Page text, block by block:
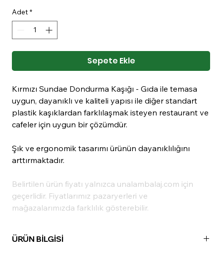
Adet *
Sepete Ekle
Kırmızı Sundae Dondurma Kaşığı - Gıda ile temasa
uygun, dayanıklı ve kaliteli yapısı ile diğer standart
plastik kaşıklardan farklılaşmak isteyen restaurant ve
cafeler için uygun bir çözümdür.
Şık ve ergonomik tasarımı ürünün dayanıklılığını
arttırmaktadır.
Belirtilen ürün fiyatı yalnızca unalambalaj.com için
geçerlidir. Fiyatlarımız pazaryerleri ve
mağazalarımızda farklılık gösterebilir.
ÜRÜN BİLGİSİ